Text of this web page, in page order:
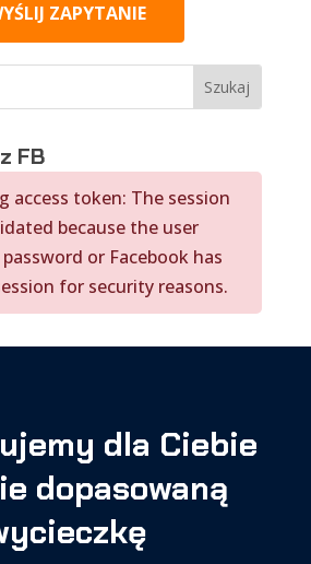
ZAPYTANIE
FB
access token: The session
because the user
or Facebook has
for security reasons.
dla Ciebie
dopasowaną